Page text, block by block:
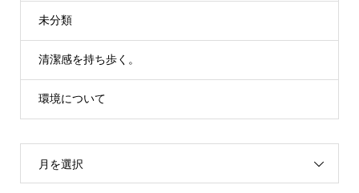
未分類
清潔感を持ち歩く。
環境について
月を選択